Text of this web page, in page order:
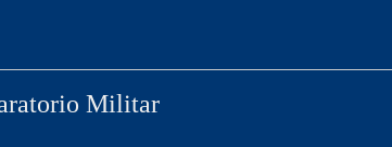
Militar